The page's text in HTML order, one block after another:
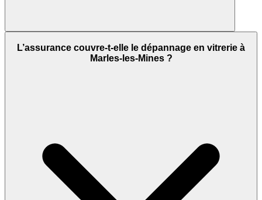
L’assurance couvre-t-elle le dépannage en vitrerie à
Marles-les-Mines ?